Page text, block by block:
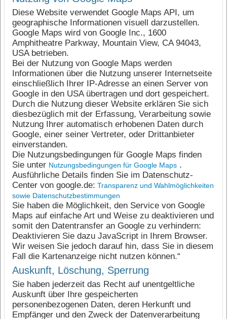
Diese Website verwendet Google Maps API, um
geographische Informationen visuell darzustellen.
Google Maps wird von Google Inc., 1600
Amphitheatre Parkway, Mountain View, CA 94043,
USA betrieben.
Bei der Nutzung von Google Maps werden
Informationen über die Nutzung unserer Internetseite
einschließlich Ihrer IP-Adresse an einen Server von
Google in den USA übertragen und dort gespeichert.
Durch die Nutzung dieser Website erklären Sie sich
diesbezüglich mit der Erfassung, Verarbeitung sowie
Nutzung Ihrer automatisch erhobenen Daten durch
Google, einer seiner Vertreter, oder Drittanbieter
einverstanden.
Die Nutzungsbedingungen für Google Maps finden
Sie unter Nutzungsbedingungen für Google Maps .
Ausführliche Details finden Sie im Datenschutz-
Center von google.de: Transparenz und Wahlmöglichkeiten
sowie Datenschutzbestimmungen
Sie haben die Möglichkeit, den Service von Google
Maps auf einfache Art und Weise zu deaktivieren und
somit den Datentransfer an Google zu verhindern:
Deaktivieren Sie dazu JavaScript in Ihrem Browser.
Wir weisen Sie jedoch darauf hin, dass Sie in diesem
Fall die Kartenanzeige nicht nutzen können.“
Auskunft, Löschung, Sperrung
Sie haben jederzeit das Recht auf unentgeltliche
Auskunft über Ihre gespeicherten
personenbezogenen Daten, deren Herkunft und
Empfänger und den Zweck der Datenverarbeitung